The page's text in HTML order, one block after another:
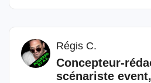
Régis C.
Concepteur-
scénariste